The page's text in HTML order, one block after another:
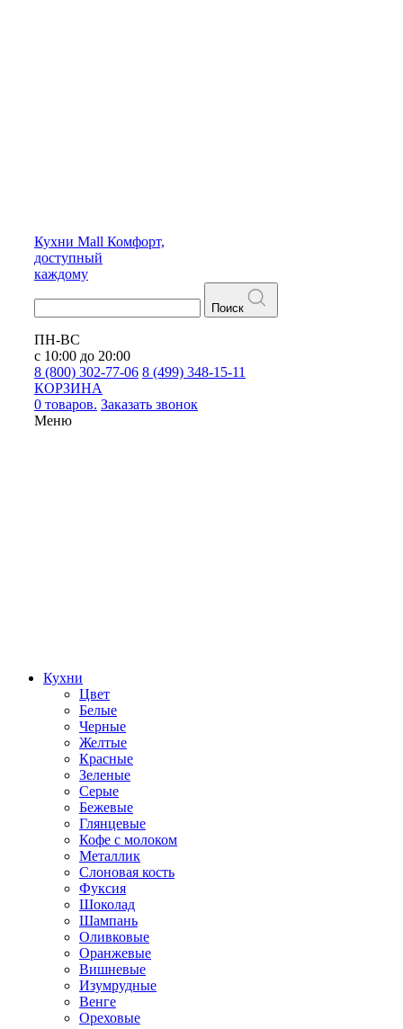
Кухни Mall Комфорт,
доступный
каждому
Поиск
ПН-ВС
с 10:00 до 20:00
8 (800) 302-77-06 8 (499) 348-15-11
КОРЗИНА
0 товаров. Заказать звонок
Меню
Кухни
Цвет
Белые
Черные
Желтые
Красные
Зеленые
Серые
Бежевые
Глянцевые
Кофе с молоком
Металлик
Слоновая кость
Фуксия
Шоколад
Шампань
Оливковые
Оранжевые
Вишневые
Изумрудные
Венге
Ореховые